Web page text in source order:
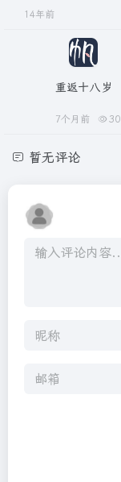
14年前
重返十八岁
7个月前 30
暂无评论